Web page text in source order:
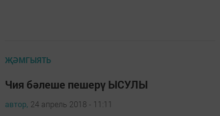
ҖӘМГЫЯТЬ
Чия бәлеше пешерү ЫСУЛЫ
автор, 24 апрель 2018 - 11:11